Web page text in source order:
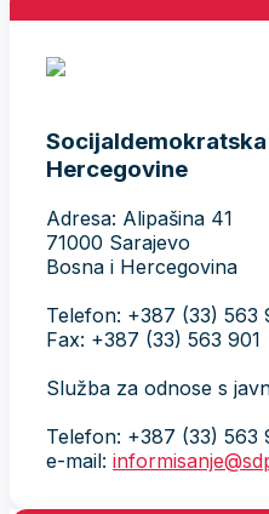
Hercegovine
Adresa: Alipašina 41
71000 Sarajevo
Bosna i Hercegovina
Telefon: +387 (33) 563
Fax: +387 (33) 563 901
Služba za odnose s
Telefon: +387 (33) 563
e-mail: